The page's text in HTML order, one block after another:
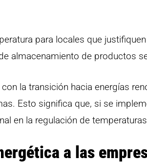
para locales que
almacenamiento de productos
la transición hacia energías
Esto significa que, si se
en la regulación de
a las